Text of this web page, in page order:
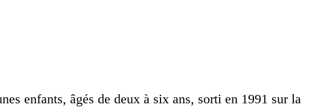
enfants, âgés de deux à six ans, sorti en 1991 sur la